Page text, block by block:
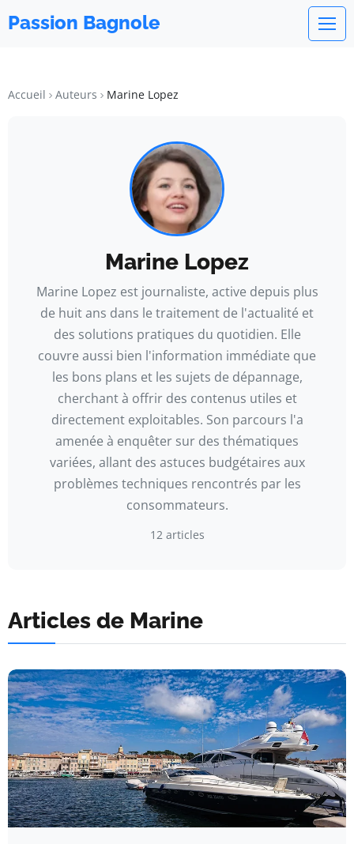
Passion Bagnole
Accueil Auteurs Marine Lopez
Marine Lopez
Marine Lopez est journaliste, active depuis plus
de huit ans dans le traitement de l'actualité et
des solutions pratiques du quotidien. Elle
couvre aussi bien l'information immédiate que
les bons plans et les sujets de dépannage,
cherchant à offrir des contenus utiles et
directement exploitables. Son parcours l'a
amenée à enquêter sur des thématiques
variées, allant des astuces budgétaires aux
problèmes techniques rencontrés par les
consommateurs.
12 articles
Articles de Marine